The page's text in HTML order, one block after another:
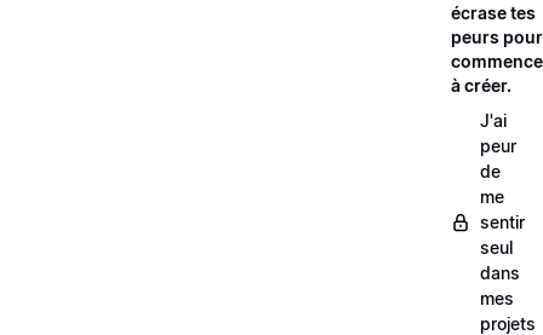
écrase tes
peurs pour
à créer.
J'ai
peur
de
me
sentir
seul
dans
mes
projets